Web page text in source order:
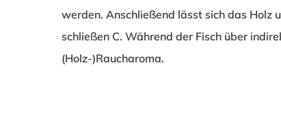
werden. Anschließend lässt sich das Holz
schließen C. Während der Fisch über
(Holz-)Raucharoma.